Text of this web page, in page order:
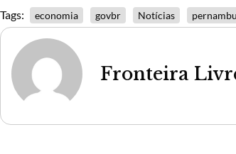
Tags: economia govbr Notícias
Fronteira